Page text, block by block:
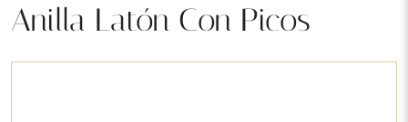
Anilla Latón Con Picos